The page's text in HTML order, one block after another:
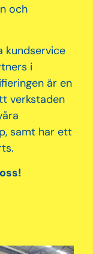
och
kundservice
i
är en
verkstaden
samt har ett